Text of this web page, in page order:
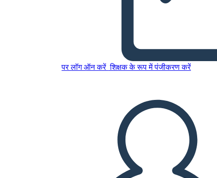
पर लॉग ऑन करें शिक्षक के रूप में पंजीकरण करें
Produkta Ceļvedis Info-2
इस स्टोरीबोर्ड को कॉपी करें
स्टोरीबोर्ड बनाएं